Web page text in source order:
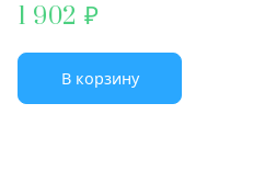
1 902
В корзину